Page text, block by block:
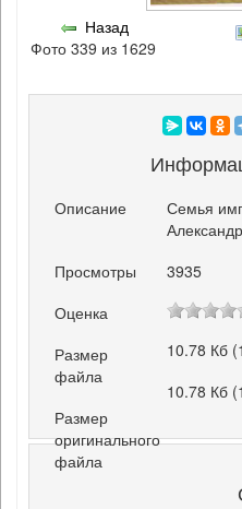
Назад
Фото 339 из 1629
Описание
Семья
Просмотры
3935
Оценка
Размер
файла
10.78 Кб
Размер
оригинального
файла
10.78 Кб